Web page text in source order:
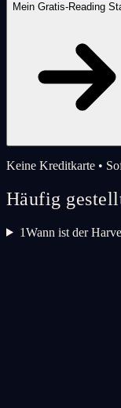
Mein Gratis-Reading
Keine Kreditkarte •
Häufig
1Wann ist der